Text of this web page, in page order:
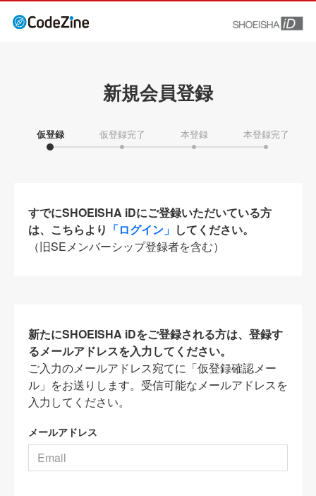
新規会員登録
仮登録 仮登録完了 本登録 本登録完了
すでにSHOEISHA iDにご登録いただいている方
は、こちらより 「ログイン」 してください。
（旧SEメンバーシップ登録者を含む）
新たにSHOEISHA iDをご登録される方は、登録す
るメールアドレスを入力してください。
ご入力のメールアドレス宛てに「仮登録確認メー
ル」をお送りします。受信可能なメールアドレスを
入力してください。
メールアドレス